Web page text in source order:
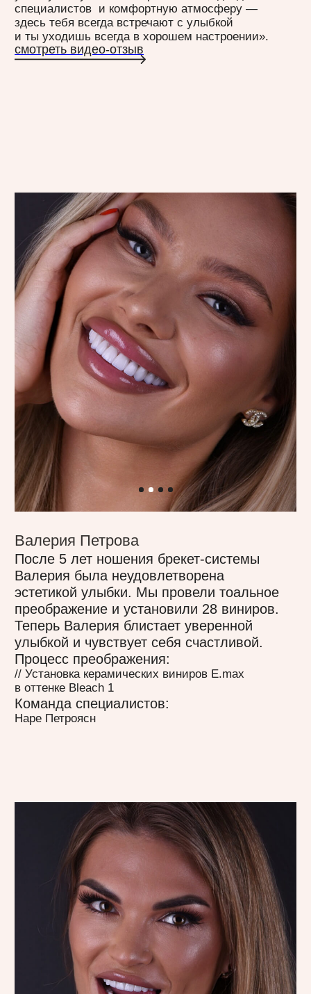
функциональность и стала частью
её нового образа.
Процесс преображения:
// Лечение кариесов и каналов
// Удаление зубов
// Установка имплантов
// Установка коронок на импланты
// Установка керамических виниров E.max
Команда специалистов:
Наре Петроясн, Лилит Петросян, Вероника
Козаева, Александр Майборода
Цитата отзыва:
«Теперь клиника LiNar является местом
исполнения моей мечты. Я благодарна
каждому, кто причастен к созданию моей
улыбки: администратору Валерии
за её гостеприимство, Юлии, Лилит
и прекрасной Наре за трепет и комфорт,
который они мне дарили».
смотреть видео-отзыв
Ольга Аксеньтева
Процесс преображения:
// Установка керамических виниров E.max
в оттенке Bleach 3
Команда специалистов:
Лилит Петросян
Цитата отзыва:
«Хочется выразить благодарность главному
врачу, Наре, которая вела все мои
консультации, и доктору Лилит, которая
установила мне сами виниры. Всем советую
замечательную клинику!».
смотреть видео-отзыв